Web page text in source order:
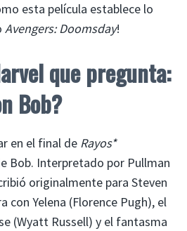
esta película establece lo
Avengers: Doomsday!
que pregunta:
Bob?
en el final de Rayos*
Bob. Interpretado por Pullman
originalmente para Steven
con Yelena (Florence Pugh), el
(Wyatt Russell) y el fantasma